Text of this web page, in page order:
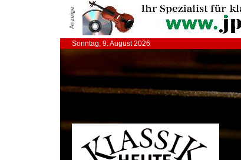
Anzeige
Sonntag, 9. August 2026